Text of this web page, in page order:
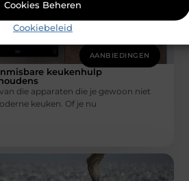
Cookies Beheren
Cookiebeleid
AANBIEDINGEN
keukenhulp
die apparaten die je gewoon niet
keuken. Of je nu